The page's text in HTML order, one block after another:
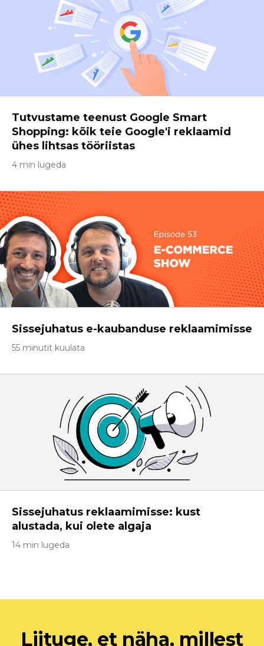
Tutvustame teenust Google Smart
Shopping: kõik teie Google'i reklaamid
ühes lihtsas tööriistas
4 min lugeda
Sissejuhatus e-kaubanduse reklaamimisse
55 minutit kuulata
Sissejuhatus reklaamimisse: kust
alustada, kui olete algaja
14 min lugeda
Liituge, et näha, millest